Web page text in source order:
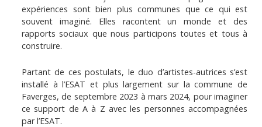
expériences sont bien plus communes que ce qui est
souvent imaginé. Elles racontent un monde et des
rapports sociaux que nous participons toutes et tous à
construire.
Partant de ces postulats, le duo d’artistes-autrices s’est
installé à l’ESAT et plus largement sur la commune de
Faverges, de septembre 2023 à mars 2024, pour imaginer
ce support de A à Z avec les personnes accompagnées
par l’ESAT.